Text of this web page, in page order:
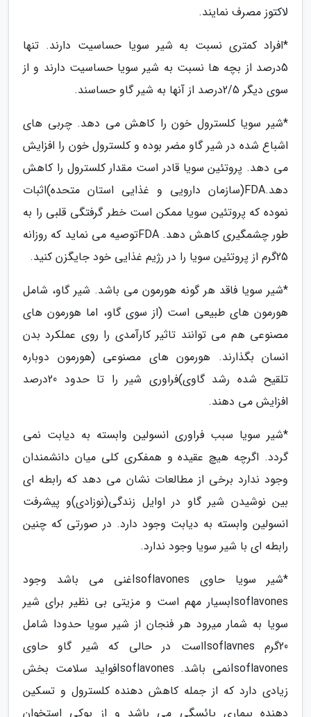
لاکتوز مصرف نمایند.
*افراد کمتری نسبت به شیر سویا حساسیت دارند. تنها
5درصد از بچه ها نسبت به شیر سویا حساسیت دارند و از
سوی دیگر 2/5درصد از آنها به شیر گاو حساسند.
*شیر سویا کلسترول خون را کاهش می دهد. چربی های
اشباع شده در شیر گاو مضر بوده و کلسترول خون را افزایش
می دهد. پروتئین سویا قادر است مقدار کلسترول را کاهش
دهد.FDA(سازمان دارویی و غذایی استان متحده)اثبات
نموده که پروتئین سویا ممکن است خطر گرفتگی قلبی را به
طور چشمگیری کاهش دهد. FDAتوصیه می نماید که روزانه
25گرم از پروتئین سویا را در رژیم غذایی خود جایگزن کنید.
*شیر سویا فاقد هر گونه هورمون می باشد. شیر گاو، شامل
هورمون های طبیعی است (از سوی گاو، اما هورمون های
مصنوعی هم می توانند تاثیر کارآمدی را روی عملکرد بدن
انسان بگذارند. هورمون های مصنوعی (هورمون دوباره
تلقیح شده رشد گاوی)فراوری شیر را تا حدود 20درصد
افزایش می دهند.
*شیر سویا سبب فراوری انسولین وابسته به دیابت نمی
گردد. اگرچه هیچ عقیده و همفکری کلی میان دانشمندان
وجود ندارد برخی از مطالعات نشان می دهد که رابطه ای
بین نوشیدن شیر گاو در اوایل زندگی(نوزادی)و پیشرفت
انسولین وابسته به دیابت وجود دارد. در صورتی که چنین
رابطه ای با شیر سویا وجود ندارد.
*شیر سویا حاوی Isoflavonesغنی می باشد وجود
Isoflavonesبسیار مهم است و مزیتی بی نظیر برای شیر
سویا به شمار میرود هر فنجان از شیر سویا حدودا شامل
20گرم Isoflavnesاست در حالی که شیر گاو حاوی
Isoflavonesنمی باشد. Isoflavonesفواید سلامت بخش
زیادی دارد که از جمله کاهش دهنده کلسترول و تسکین
دهنده بیماری یائسگی می باشد و از پوکی استخوان